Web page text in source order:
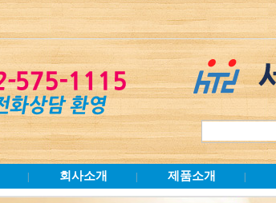
회사소개 제품소개